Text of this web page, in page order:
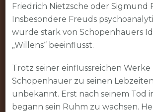
Friedrich Nietzsche oder Sigmund
Insbesondere Freuds
wurde stark von Schopenhauers
„Willens“ beeinflusst.
Trotz seiner einflussreichen Werke
Schopenhauer zu seinen
unbekannt. Erst nach seinem Tod
begann sein Ruhm zu wachsen.